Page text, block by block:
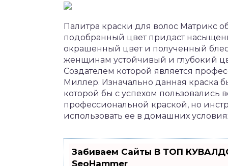
Палитра краски для волос Матрикс
подобранный цвет придаст
окрашенный цвет и полученный
женщинам устойчивый и глубокий
Создателем которой является
Миллер. Изначально данная краска
которой бы с успехом пользовались
профессиональной краской, но
использовать ее в домашних
Забиваем Сайты В ТОП
SeoHammer